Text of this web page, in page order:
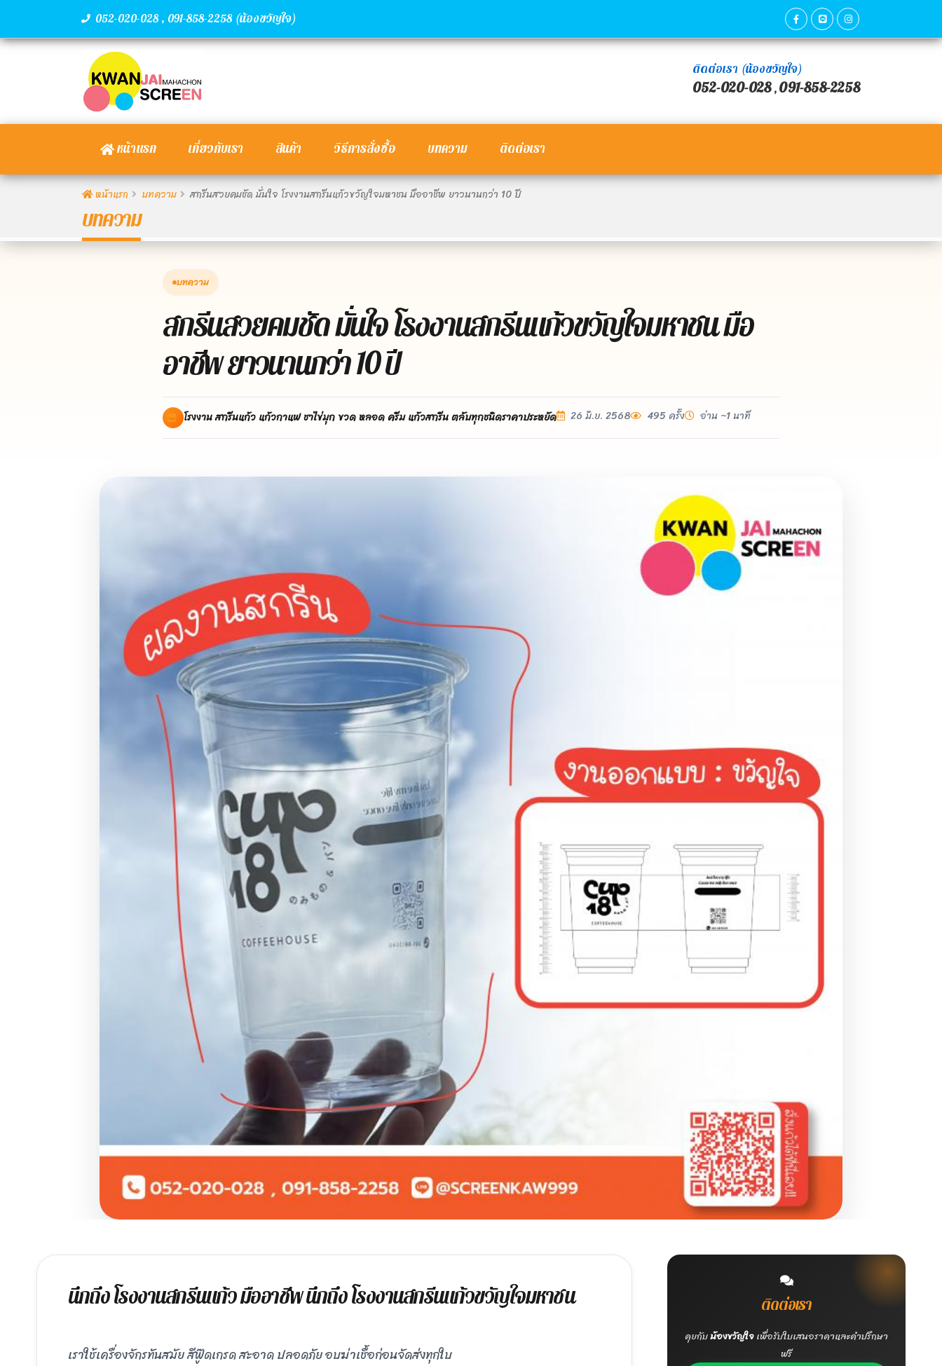
052-020-028 , 091-858-2258 (น้องขวัญใจ)
ติดต่อเรา (น้องขวัญใจ)
052-020-028,091-858-2258
หน้าแรก เกี่ยวกับเรา สินค้า วิธีการสั่งซื้อ บทความ ติดต่อเรา
หน้าแรก บทความ สกรีนสวยคมชัด มั่นใจ โรงงานสกรีนแก้วขวัญใจมหาชน มืออาชีพ ยาวนานกว่า 10 ปี
บทความ
บทความ
สกรีนสวยคมชัด มั่นใจ โรงงานสกรีนแก้วขวัญใจมหาชน มือ
อาชีพ ยาวนานกว่า 10 ปี
โรงงาน สกรีนแก้ว แก้วกาแฟ ชาไข่มุก ขวด หลอด ครีม แก้วสกรีน ตลับทุกชนิดราคาประหยัด 26 มิ.ย. 2568 495 ครั้ง อ่าน ~1 นาที
นึกถึง โรงงานสกรีนแก้ว มืออาชีพ นึกถึง โรงงานสกรีนแก้วขวัญใจมหาชน
เราใช้เครื่องจักรทันสมัย สีฟู๊ดเกรด สะอาด ปลอดภัย อบฆ่าเชื้อก่อนจัดส่งทุกใบ
ติดต่อเรา
คุยกับน้องขวัญใจเพื่อรับใบเสนอราคาและคำปรึกษา
ฟรี